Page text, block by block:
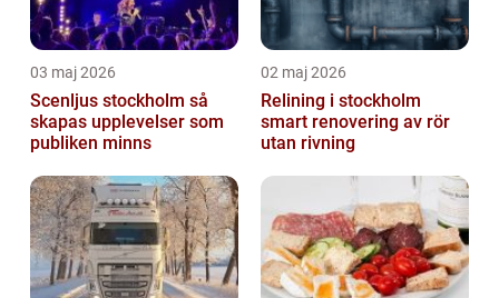
03 maj 2026
Scenljus stockholm så
skapas upplevelser som
publiken minns
02 maj 2026
Relining i stockholm
smart renovering av rör
utan rivning